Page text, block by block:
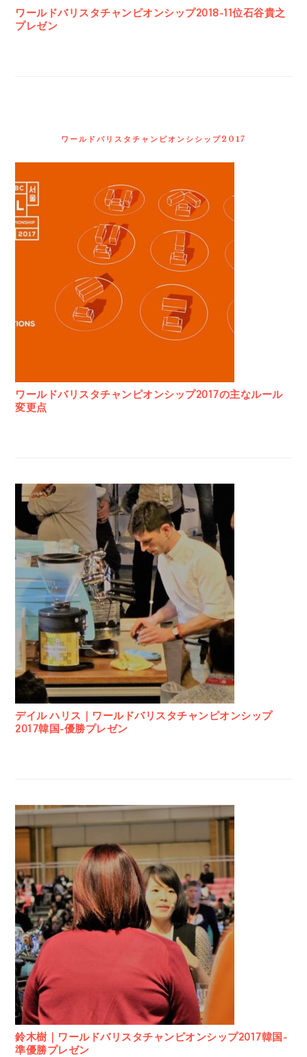
ワールドバリスタチャンピオンシップ2018-11位石谷貴之
プレゼン
ワールドバリスタチャンピオンシシップ2017
ワールドバリスタチャンピオンシップ2017の主なルール
変更点
デイル ハリス｜ワールドバリスタチャンピオンシップ
2017韓国-優勝プレゼン
鈴木樹｜ワールドバリスタチャンピオンシップ2017韓国-
準優勝プレゼン